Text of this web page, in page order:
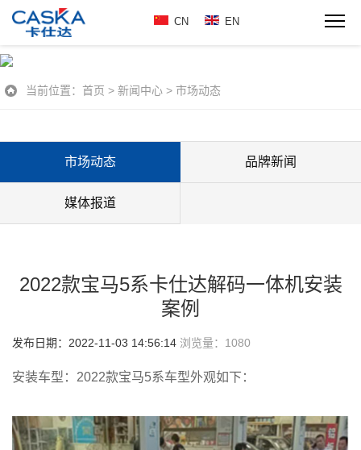
CN EN
当前位置： 首页 > 新闻中心 > 市场动态
市场动态 品牌新闻
媒体报道
2022款宝马5系卡仕达解码一体机安装
案例
发布日期：2022-11-03 14:56:14 浏览量： 1080
安装车型：2022款宝马5系车型外观如下：